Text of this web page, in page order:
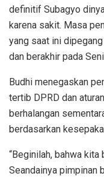
definitif Subagyo
karena sakit. Masa
yang saat ini
dan berakhir pada
Budhi menegaskan
tertib DPRD dan
berhalangan
berdasarkan
“Beginilah, bahwa kita
Seandainya pimpinan